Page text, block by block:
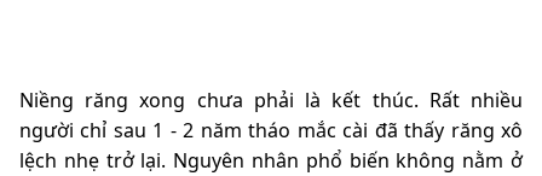
Niềng răng xong chưa phải là kết thúc. Rất nhiều
người chỉ sau 1 - 2 năm tháo mắc cài đã thấy răng xô
lệch nhẹ trở lại. Nguyên nhân phổ biến không nằm ở